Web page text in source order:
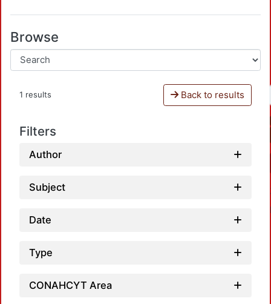
Browse
1 results Back to results
Filters
Author
Subject
Date
Type
CONAHCYT Area